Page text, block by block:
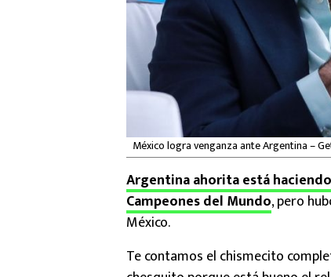
México logra venganza ante Argentina –
Argentina ahorita está
Campeones del Mundo, pero
México.
Te contamos el chismecito